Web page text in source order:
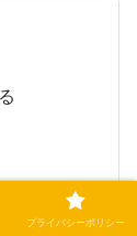
プライバシーポリシー